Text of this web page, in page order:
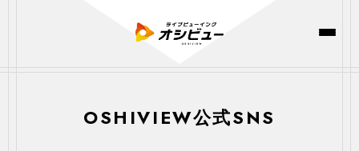
OSHIVIEW公式SNS